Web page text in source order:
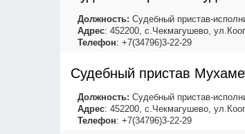
Должность: Судебный пристав-
Адрес: 452200, с.Чекмагушево,
Телефон: +7(34796)3-22-29
Судебный пристав
Должность: Судебный пристав-
Адрес: 452200, с.Чекмагушево,
Телефон: +7(34796)3-22-29